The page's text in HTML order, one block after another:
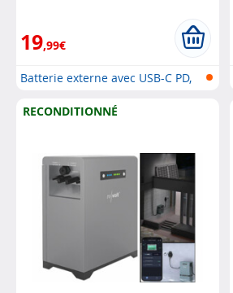
19,99€
Batterie externe avec USB-C PD,
RECONDITIONNÉ